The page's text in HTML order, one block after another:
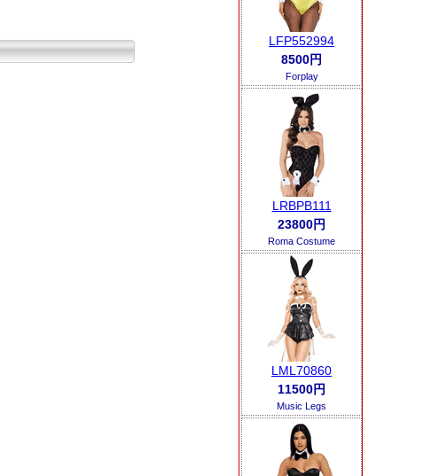
LFP552994
8500円
Forplay
LRBPB111
23800円
Roma Costume
LML70860
11500円
Music Legs